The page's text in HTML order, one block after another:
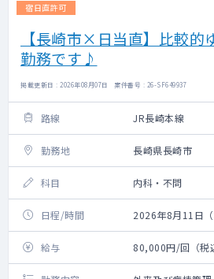
宿日直許可
【長崎市×日当直】比較的
勤務です♪
掲載更新日 : 2026年08月07日 案件番号 : 26-SF649937
路線 JR長崎本線
勤務地 長崎県長崎市
科目 内科・不問
日程/時間 2026年8月11日
給与 80,000円/回（税